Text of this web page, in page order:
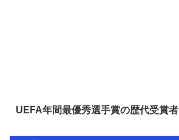
UEFA年間最優秀選手賞の歴代受賞者